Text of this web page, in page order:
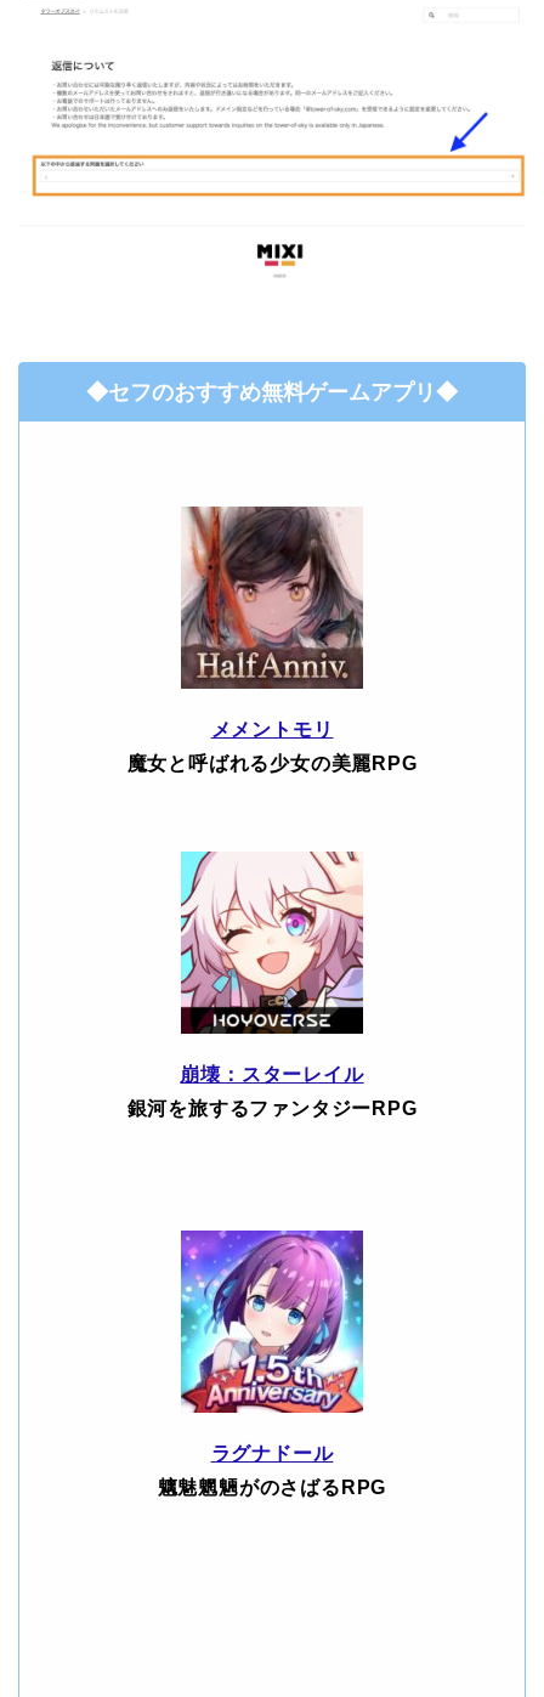
◆セフのおすすめ無料ゲームアプリ◆
メメントモリ
魔女と呼ばれる少女の美麗RPG
崩壊：スターレイル
銀河を旅するファンタジーRPG
ラグナドール
魑魅魍魎がのさばるRPG